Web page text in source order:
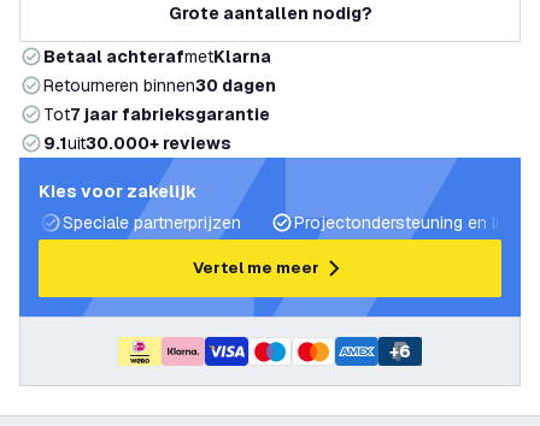
Grote aantallen nodig?
Betaal achterafmetKlarna
Retourneren binnen30 dagen
Tot7 jaar fabrieksgarantie
9.1uit30.000+ reviews
Kies voor zakelijk
Speciale partnerprijzen
Projectondersteuning en
Vertel me meer
+6